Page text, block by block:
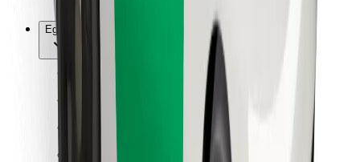
Egyéb
Felhasználási feltételek
Biztonság